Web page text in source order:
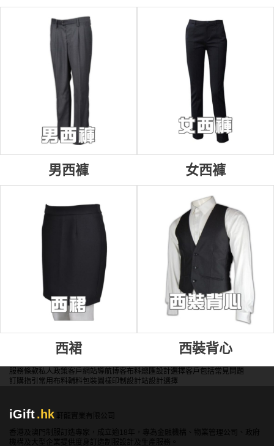
男西褲 女西褲
西裙 西裝背心
服務條款私人政策客戶 網站導航博客布料總匯設計選擇客戶包括常見問題
訂購指引 常用布料輔料包裝 圖樣印制 設計站設計選擇
iGift.hk
軒龍實業有限公司
香港及澳門制服訂造專家，成立逾18年，專為金融機構、物業管理公司、政府
機構及大型企業提供度身訂造制服設計及生產服務。